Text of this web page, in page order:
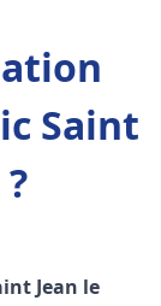
Saint
Jean le